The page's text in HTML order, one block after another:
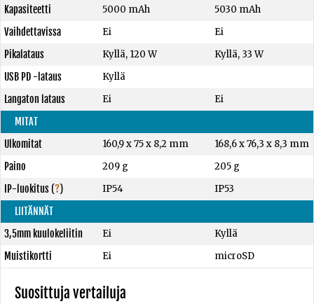
Kapasiteetti
5000 mAh
5030 mAh
Vaihdettavissa
Ei
Ei
Pikalataus
Kyllä, 120 W
Kyllä, 33 W
USB PD -lataus
Kyllä
Langaton lataus
Ei
Ei
MITAT
Ulkomitat
160,9 x 75 x 8,2 mm
168,6 x 76,3 x 8,3 mm
Paino
209 g
205 g
IP-luokitus(?) IP54
IP53
LIITÄNNÄT
3,5mm kuulokeliitin
Ei
Kyllä
Muistikortti
Ei microSD
Suosittuja vertailuja